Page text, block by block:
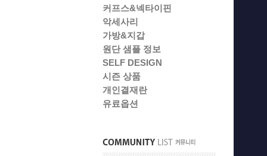
커프스&넥타이핀
악세사리
가방&지갑
원단 샘플 정보
SELF DESIGN
시즌 상품
개인결재란
유료옵션